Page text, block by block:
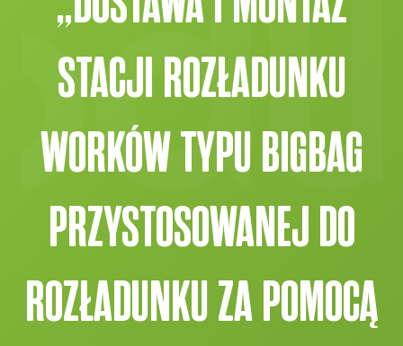
STACJI ROZŁADUNKU
WORKÓW TYPU BIGBAG
PRZYSTOSOWANEJ DO
ROZŁADUNKU ZA POMOCĄ